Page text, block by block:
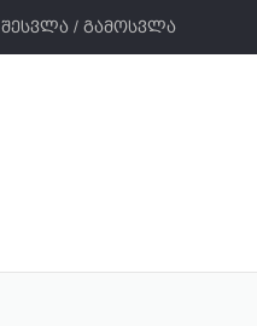
შესვლა / გამოსვლა